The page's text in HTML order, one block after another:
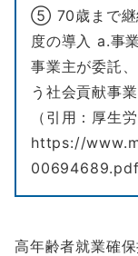
⑤ 70歳まで継
度の導入 a.事
事業主が委託
う社会貢献事業
（引用：厚生
https://
00694689.pdf
高年齢者就業確